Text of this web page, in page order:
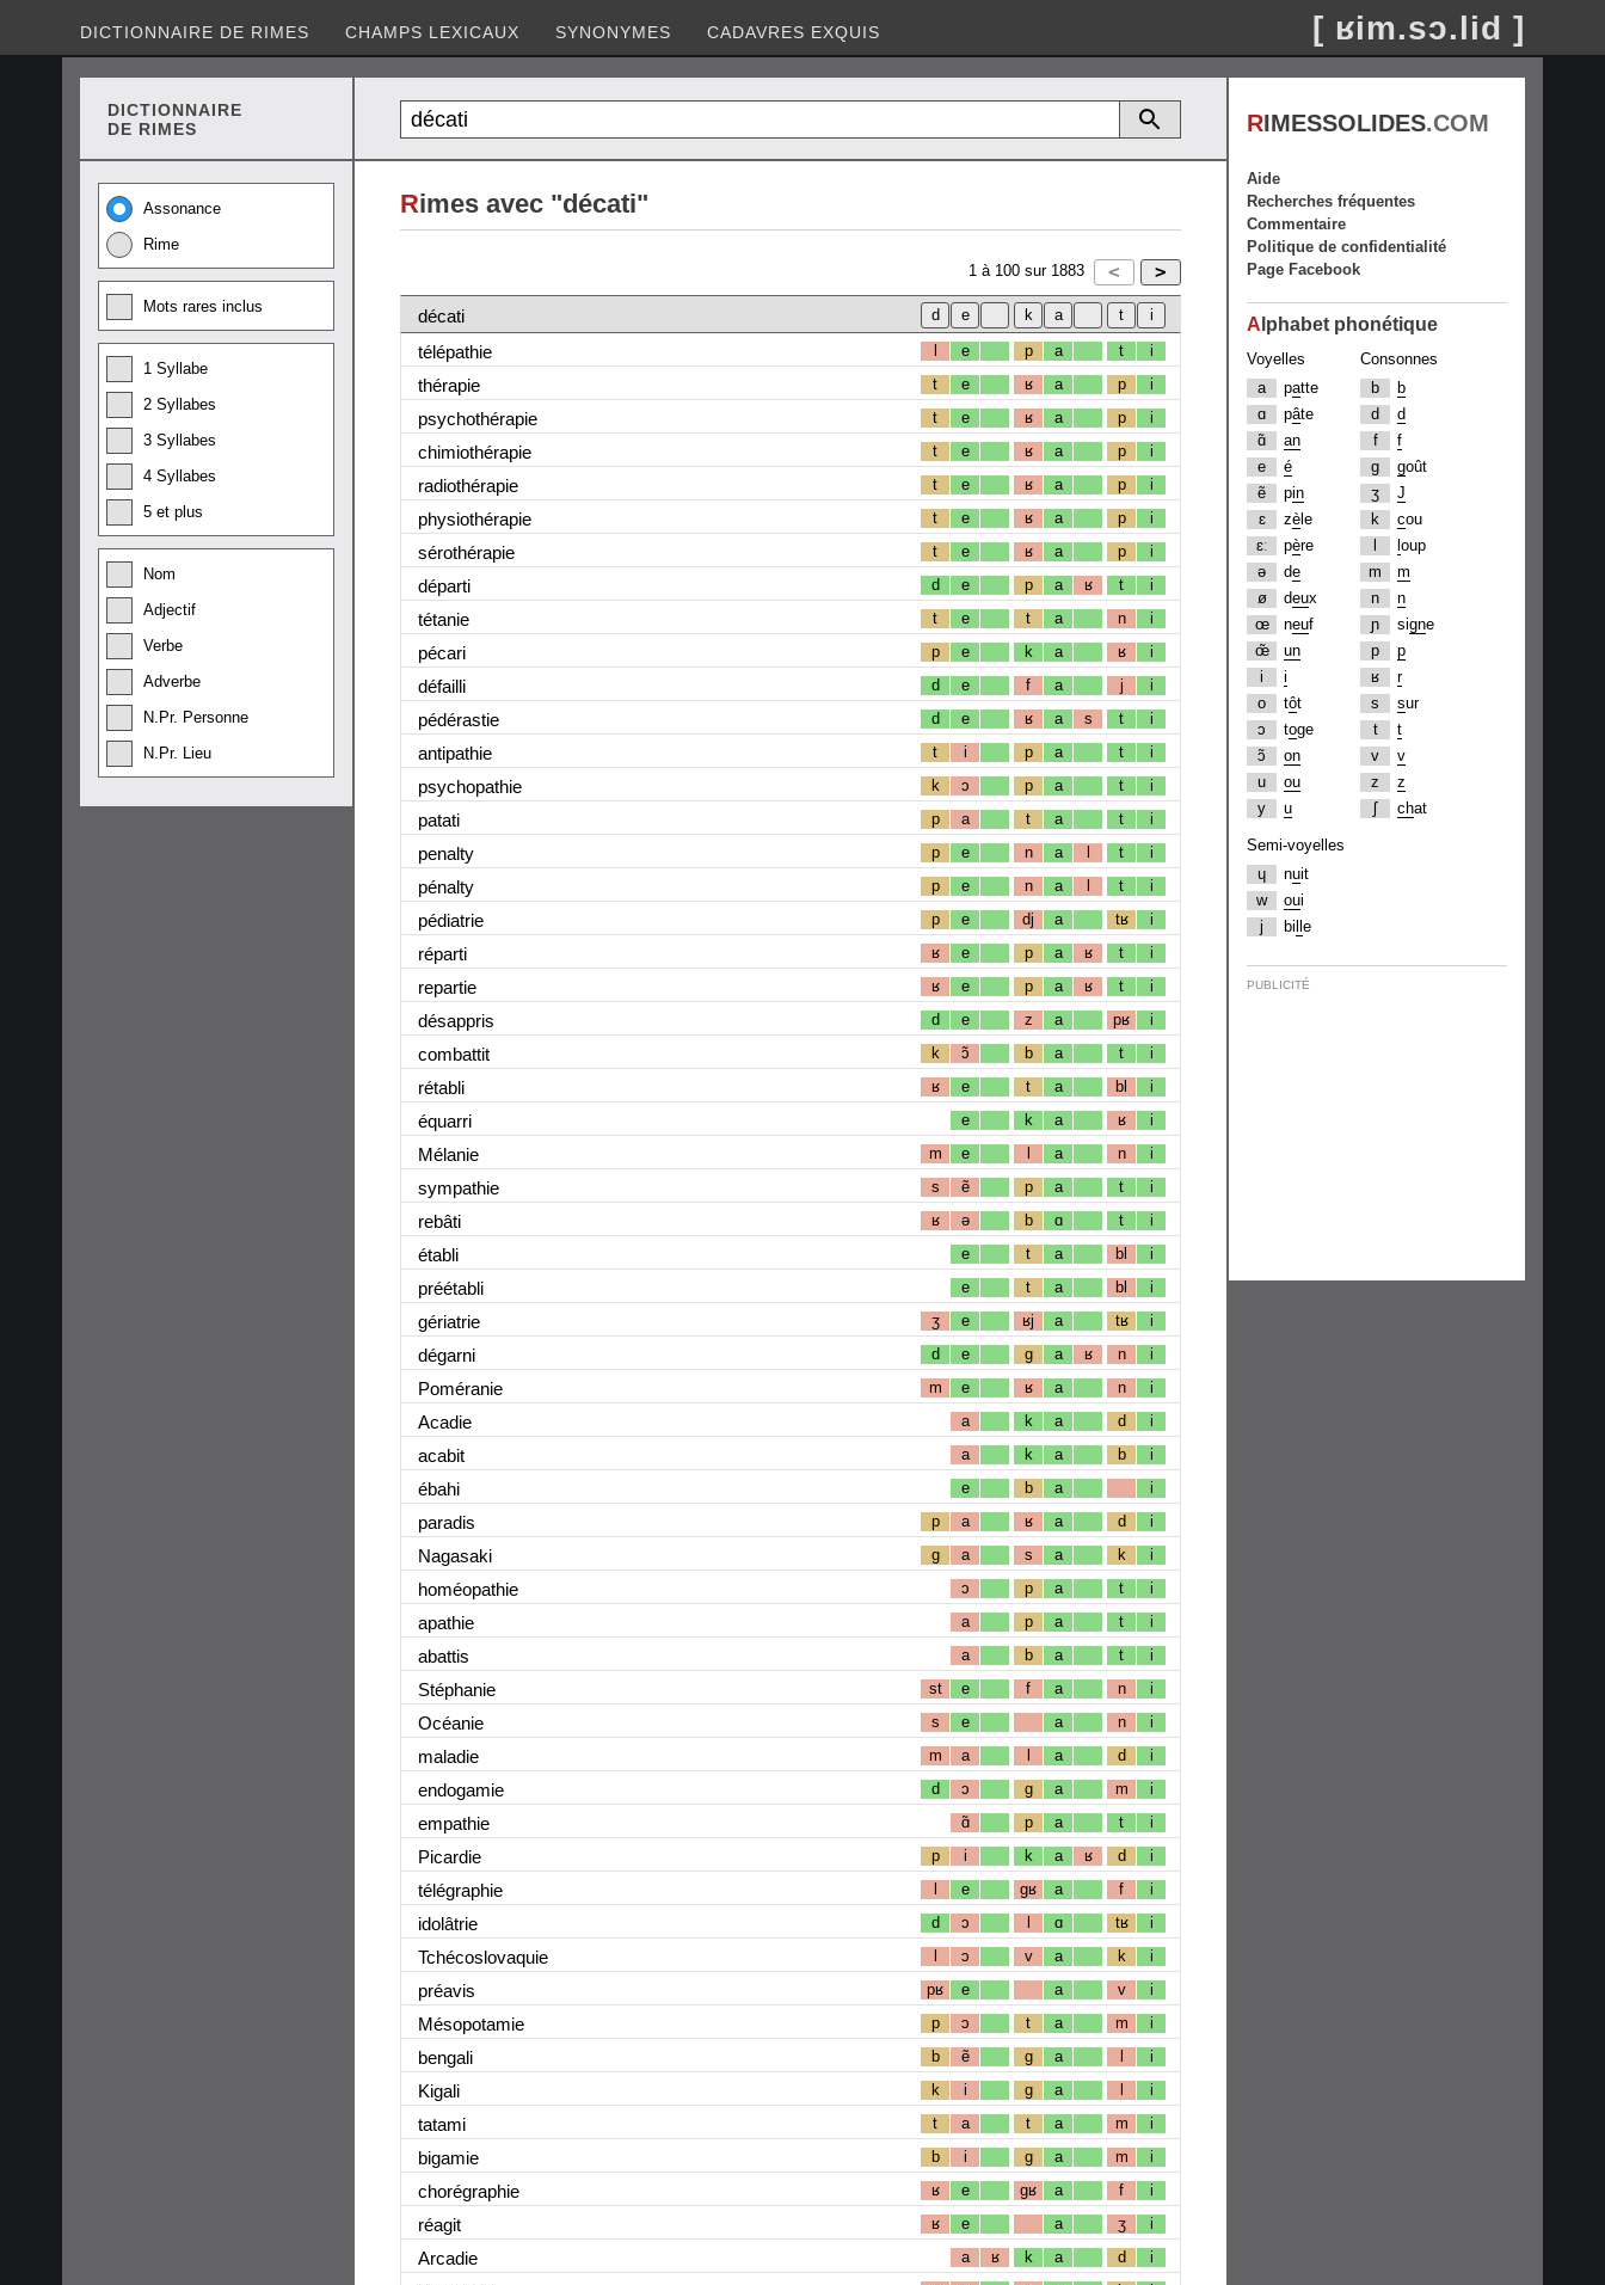
DICTIONNAIRE DE RIMES CHAMPS LEXICAUX SYNONYMES CADAVRES EXQUIS [ ʁim.sɔ.lid ]
DICTIONNAIRE
DE RIMES
Assonance
Rime
Mots rares inclus
1 Syllabe
2 Syllabes
3 Syllabes
4 Syllabes
5 et plus
Nom
Adjectif
Verbe
Adverbe
N.Pr. Personne
N.Pr. Lieu
Rimes avec "décati"
1 à 100 sur 1883
décati
télépathie
l e p a t i
thérapie t e ʁ a p i
psychothérapie t e ʁ a p i
chimiothérapie t e ʁ a p i
radiothérapie t e ʁ a p i
physiothérapie t e ʁ a p i
sérothérapie t e ʁ a p i
départi d e p a ʁ t i
tétanie t e t a n i
pécari p e k a ʁ i
défailli d e f a j i
pédérastie d e ʁ a s t i
antipathie t i p a t i
psychopathie k ɔ p a t i
patati p a t a t i
penalty p e n a l t i
pénalty p e n a l t i
pédiatrie p e dj a tʁ i
réparti ʁ e p a ʁ t i
repartie ʁ e p a ʁ t i
désappris d e z a pʁ i
combattit k ɔ̃ b a t i
rétabli ʁ e t a bl i
équarri e k a ʁ i
Mélanie m e l a n i
sympathie s ẽ p a t i
rebâti ʁ ə b ɑ t i
établi e t a bl i
préétabli e t a bl i
gériatrie ʒ e ʁj a tʁ i
dégarni d e g a ʁ n i
Poméranie m e ʁ a n i
Acadie a k a d i
acabit a k a b i
ébahi e b a i
paradis p a ʁ a d i
Nagasaki g a s a k i
homéopathie ɔ p a t i
apathie a p a t i
abattis a b a t i
Stéphanie st e f a n i
Océanie s e a n i
maladie m a l a d i
endogamie d ɔ g a m i
empathie ɑ̃ p a t i
Picardie p i k a ʁ d i
télégraphie l e gʁ a f i
idolâtrie d ɔ l ɑ tʁ i
Tchécoslovaquie l ɔ v a k i
préavis pʁ e a v i
Mésopotamie p ɔ t a m i
bengali b ẽ g a l i
Kigali k i g a l i
tatami t a t a m i
bigamie b i g a m i
chorégraphie ʁ e gʁ a f i
réagit ʁ e a ʒ i
Arcadie a ʁ k a d i
RIMESSOLIDES.COM
Aide
Recherches fréquentes
Commentaire
Politique de confidentialité
Page Facebook
A lphabet phonétique
Voyelles
a
patte
ɑ
pâte
ɑ̃
an
e
é
ẽ
pin
ɛ
zè le
ɛː
père
ə
de
ø
deux
œ
neuf
œ̃
un
i
i
o
tôt
ɔ
toge
ɔ̃
on
u
ou
y
u
Consonnes
b
b
d
d
f
f
g
goût
ʒ
J
k
cou
oup
m
m
n
n
ɲ
signe
p
p
ʁ
r
s
sur
t
t
v
v
z
z
ʃ
chat
Semi-voyelles
ɥ
nuit
w
oui
j
bi e
PUBLICITÉ